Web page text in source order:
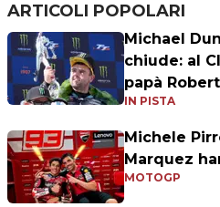
ARTICOLI POPOLARI
Michael
chiude: al
papà Robert
IN PISTA
Michele
Marquez
MOTOGP